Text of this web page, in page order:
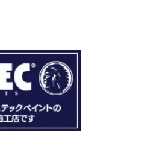
いて所々でヒビや1箇所
ました。
いところでしたが、こ
定なので瓦の差し替え